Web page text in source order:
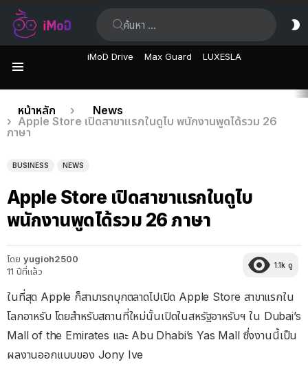
iMoD Drive Max Guard LUXESLA
เรื่อง
ล่าสุด
คุณอยู่ที่นี่:
หน้าหลัก
News
Apple Store เปิดสาขาแรกในดูไบ พนักงานพูดได้รวม 26
ภาษา
BUSINESS NEWS
Apple Store เปิดสาขาแรกในดูไบ
พนักงานพูดได้รวม 26 ภาษา
โดย yugioh2500
11 ปีที่แล้ว
1.1k ดู
ในที่สุด Apple ก็สามารถบุกตลาดไปเปิด Apple Store สาขาแรกใน
โลกอาหรับ โดยสำหรับสถานที่ใหม่นั้นเปิดในสหรัฐอาหรับฯ ใน Dubai’s
Mall of the Emirates และ Abu Dhabi’s Yas Mall ซึ่งงานนี้เป็น
ผลงานออกแบบของ Jony Ive